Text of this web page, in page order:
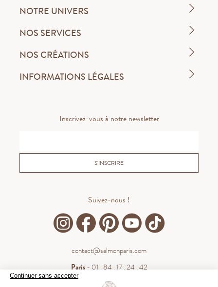
Continuer sans accepter
NOTRE UNIVERS
NOS SERVICES
NOS CRÉATIONS
INFORMATIONS LÉGALES
Inscrivez-vous à notre newsletter
S'INSCRIRE
Suivez-nous !
contact@salmonparis.com
Paris- 01 . 84 . 17 . 24 . 42
- 05 . 35 . 54 . 45 . 53